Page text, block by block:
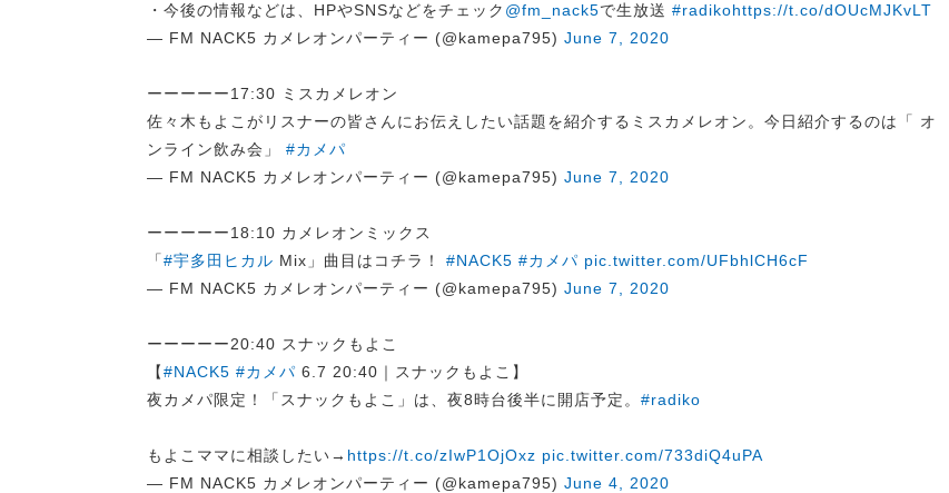
・今後の情報などは、HPやSNSなどをチェック @fm_nack5で生放送 #radikohttps://t.co/dOUcMJKvLT
— FM NACK5 カメレオンパーティー (@kamepa795) June 7, 2020
ーーーーー17:30 ミスカメレオン
佐々木もよこがリスナーの皆さんにお伝えしたい話題を紹介するミスカメレオン。今日紹介するのは「 オ
ンライン飲み会」 #カメパ
— FM NACK5 カメレオンパーティー (@kamepa795) June 7, 2020
ーーーーー18:10 カメレオンミックス
「#宇多田ヒカル Mix」曲目はコチラ！ #NACK5 #カメパ pic.twitter.com/UFbhlCH6cF
— FM NACK5 カメレオンパーティー (@kamepa795) June 7, 2020
ーーーーー20:40 スナックもよこ
【#NACK5 #カメパ 6.7 20:40｜スナックもよこ】
夜カメパ限定！「スナックもよこ」は、夜8時台後半に開店予定。 #radiko
もよこママに相談したい→ https://t.co/zIwP1OjOxz pic.twitter.com/733diQ4uPA
— FM NACK5 カメレオンパーティー (@kamepa795) June 4, 2020